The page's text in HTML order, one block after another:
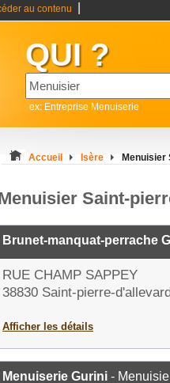
au contenu
QUI ?
ex: Entreprise Menuiserie
Accueil Isère Menuisier
Saint-
Brunet-manquat-perrache
RUE CHAMP SAPPEY
38830 Saint-pierre-
Afficher les détails
Menuiserie Gurini -